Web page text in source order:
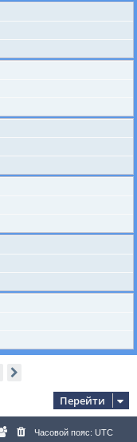
Перейти
Часовой пояс: UTC